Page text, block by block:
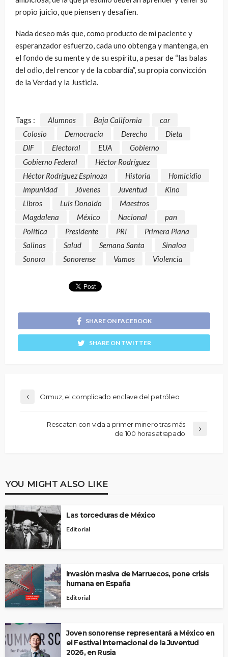
propio juicio, que piensen y desafíen.
Nada deseo más que, como producto de mi paciente y
esperanzador esfuerzo, cada uno obtenga y mantenga, en
el fondo de su mente y de su espíritu, a pesar de “las balas
del odio, del rencor y de la cobardía”, su propia convicción
de la Verdad y la Justicia.
Tags : Alumnos Baja California
car
Colosio
Democracia Derecho
Dieta
DIF
Electoral EUA
Gobierno
Gobierno Federal
Héctor Rodríguez
Héctor Rodríguez Espinoza
Historia
Homicidio
Impunidad
Jóvenes Juventud
Kino
Libros
Luis Donaldo
Maestros
Magdalena
México Nacional
pan
Política
Presidente PRI
Primera Plana
Salinas
Salud Semana Santa
Sinaloa
Sonora
Sonorense Vamos Violencia
SHARE ON FACEBOOK
SHARE ON TWITTER
Ormuz, el complicado enclave del petróleo
Rescatan con vida a primer minero tras más
de 100 horas atrapado
YOU MIGHT ALSO LIKE
Las torceduras de México
Editorial
Invasión masiva de Marruecos, pone crisis
humana en España
Editorial
Joven sonorense representará a México en
el Festival Internacional de la Juventud
2026, en Rusia